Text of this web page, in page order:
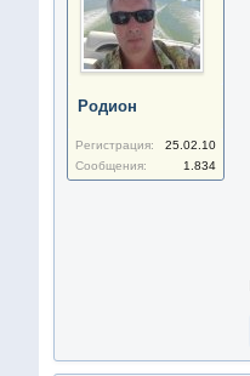
Родион
Регистрация:
25.02.10
Сообщения:
1.834